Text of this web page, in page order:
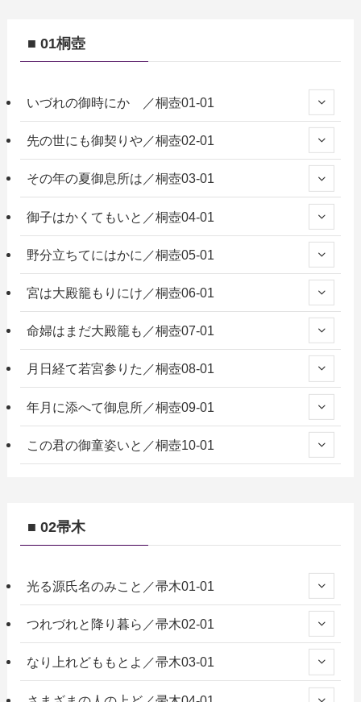
■ 01桐壺
いづれの御時にか ／桐壺01-01
先の世にも御契りや／桐壺02-01
その年の夏御息所は／桐壺03-01
御子はかくてもいと／桐壺04-01
野分立ちてにはかに／桐壺05-01
宮は大殿籠もりにけ／桐壺06-01
命婦はまだ大殿籠も／桐壺07-01
月日経て若宮参りた／桐壺08-01
年月に添へて御息所／桐壺09-01
この君の御童姿いと／桐壺10-01
■ 02帚木
光る源氏名のみこと／帚木01-01
つれづれと降り暮ら／帚木02-01
なり上れどももとよ／帚木03-01